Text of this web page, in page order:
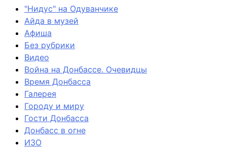
"Нидус" на Одуванчике
Айда в музей
Афиша
Без рубрики
Видео
Война на Донбассе. Очевидцы
Время Донбасса
Галерея
Городу и миру
Гости Донбасса
Донбасс в огне
ИЗО